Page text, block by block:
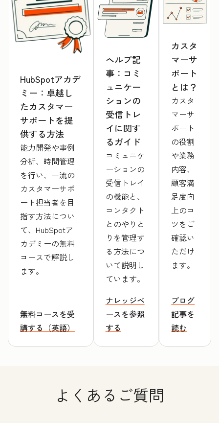
HubSpotアカデ
ミー：卓越し
たカスタマー
サポートを提
供する方法
能力開発や事例
分析、時間管理
を行い、一流の
カスタマーサポ
ート担当者を目
指す方法につい
て、HubSpotア
カデミーの無料
コースで解説し
ます。
無料コースを受
講する（英語）
ヘルプ記
事：コミ
ュニケー
ションの
受信トレ
イに関す
るガイド
コミュニケ
ーションの
受信トレイ
の機能と、
コンタクト
とのやりと
りを管理す
る方法につ
いて説明し
ています。
ナレッジベ
ースを参照
する
カスタ
マーサ
ポート
とは？
カスタ
マーサ
ポート
の役割
や業務
内容、
顧客満
足度向
上のコ
ツをご
確認い
ただけ
ます。
ブログ
記事を
読む
よくあるご質問